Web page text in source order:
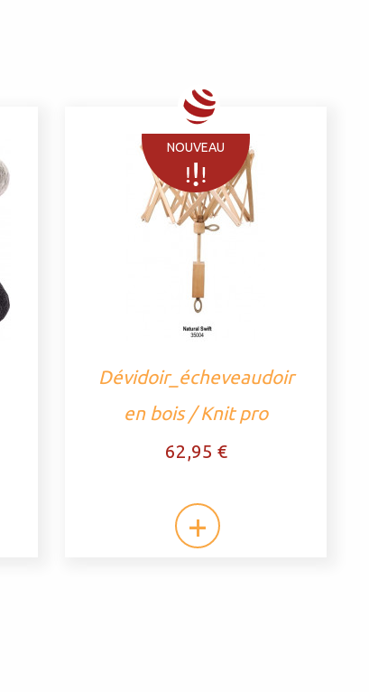
NOUVEAU
Dévidoir_écheveaudoir
en bois / Knit pro
62,95 €